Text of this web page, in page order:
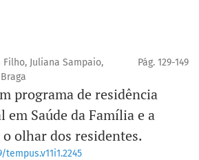
Juliana Sampaio,
Pág. 129-149
programa de residência
Saúde da Família e a
olhar dos residentes.